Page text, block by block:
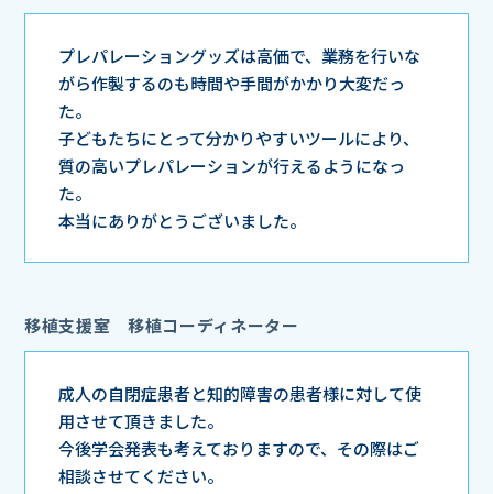
プレパレーショングッズは高価で、業務を行いな
がら作製するのも時間や手間がかかり大変だっ
た。
子どもたちにとって分かりやすいツールにより、
質の高いプレパレーションが行えるようになっ
た。
本当にありがとうございました。
移植支援室 移植コーディネーター
成人の自閉症患者と知的障害の患者様に対して使
用させて頂きました。
今後学会発表も考えておりますので、その際はご
相談させてください。